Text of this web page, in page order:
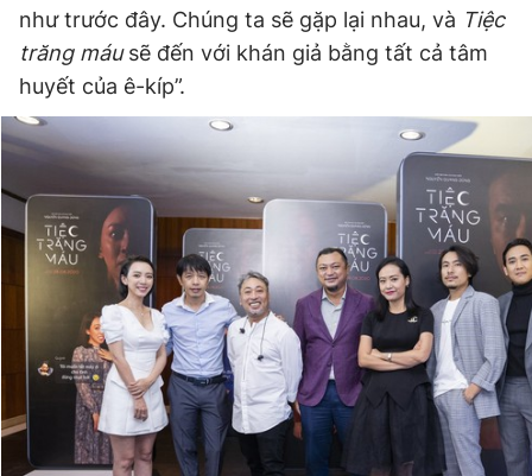
Giấy phép xuất bản số 110/GP - BTTTT cấp ngày 24.3.2020
© 2003-2026 Bản quyền thuộc về Báo Thanh Niên. Cấm sao
chép dưới mọi hình thức nếu không có sự chấp thuận bằng văn
bản. Phát triển bởi ePi Technologies, JSC.
như trước đây. Chúng ta sẽ gặp lại nhau, và Tiệc
trăng máusẽ đến với khán giả bằng tất cả tâm
huyết của ê-kíp”.